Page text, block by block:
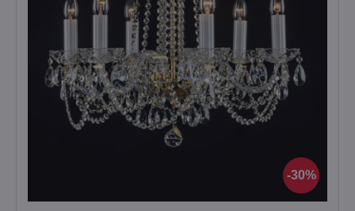
30%